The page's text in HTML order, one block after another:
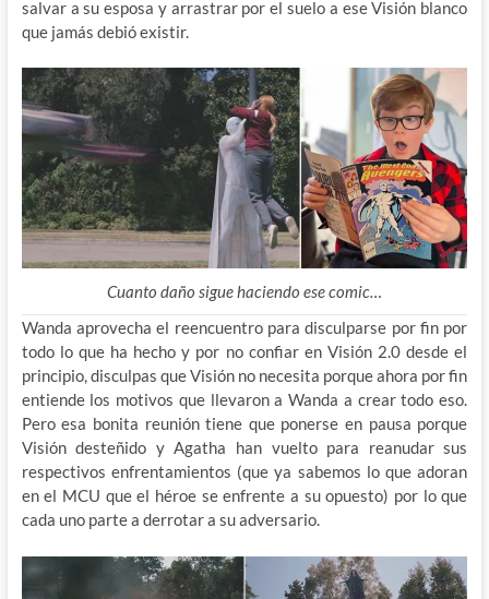
salvar a su esposa y arrastrar por el suelo a ese Visión blanco
que jamás debió existir.
Cuanto daño sigue haciendo ese comic…
Wanda aprovecha el reencuentro para disculparse por fin por
todo lo que ha hecho y por no confiar en Visión 2.0 desde el
principio, disculpas que Visión no necesita porque ahora por fin
entiende los motivos que llevaron a Wanda a crear todo eso.
Pero esa bonita reunión tiene que ponerse en pausa porque
Visión desteñido y Agatha han vuelto para reanudar sus
respectivos enfrentamientos (que ya sabemos lo que adoran
en el MCU que el héroe se enfrente a su opuesto) por lo que
cada uno parte a derrotar a su adversario.